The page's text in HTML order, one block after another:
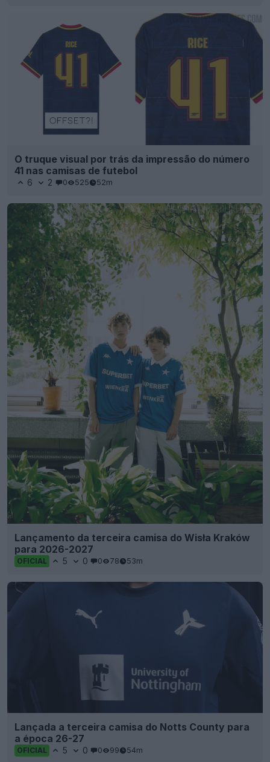
O truque visual por trás da impressão do número
41 nas camisas de futebol
6 2 0 525 52m
Lançamento da terceira camisa do Wisła Kraków
para 2026-2027
OFICIAL 5 0 0 78 53m
Lançada a terceira camisa do Notts County para
a época 26-27
OFICIAL 5 0 0 99 54m